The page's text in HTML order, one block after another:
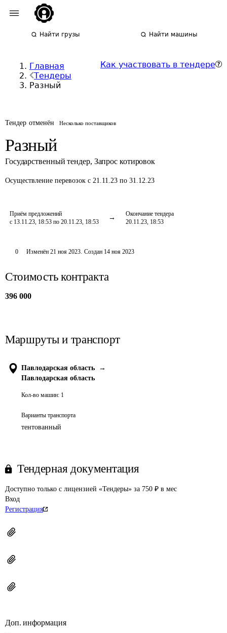
Найти грузы Найти машины
Главная
Тендеры
Разный
Как участвовать в тендере
Тендер отменён Несколько поставщиков
Разный
Государственный тендер, Запрос котировок
Осуществление перевозок с 21.11.23 по 31.12.23
Приём предложений
с 13.11.23, 18:53 по 20.11.23, 18:53
Окончание тендера
20.11.23, 18:53
0 Изменён 21 ноя 2023. Создан 14 ноя 2023
Стоимость контракта
396 000
Маршруты и транспорт
Павлодарская область
→
Павлодарская область
Кол-во машин: 1
Варианты транспорта
тентованный
Тендерная документация
Доступно только с лицензией «Тендеры» за 750 ₽ в мес
Вход
Регистрация
Доп. информация